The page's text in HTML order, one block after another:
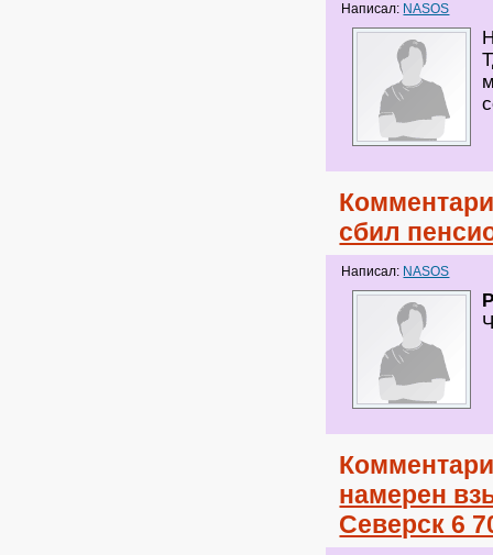
Написал: NASOS
сбил
Написал: NASOS
намерен
Северск 6